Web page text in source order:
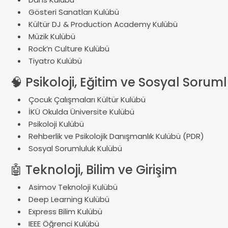
Gösteri Sanatları Kulübü
Kültür DJ & Production Academy Kulübü
Müzik Kulübü
Rock’n Culture Kulübü
Tiyatro Kulübü
🧠 Psikoloji, Eğitim ve Sosyal
Çocuk Çalışmaları Kültür Kulübü
İKÜ Okulda Üniversite Kulübü
Psikoloji Kulübü
Rehberlik ve Psikolojik Danışmanlık Kulübü (PDR)
Sosyal Sorumluluk Kulübü
🤖 Teknoloji, Bilim ve Girişim
Asimov Teknoloji Kulübü
Deep Learning Kulübü
Express Bilim Kulübü
IEEE Öğrenci Kulübü